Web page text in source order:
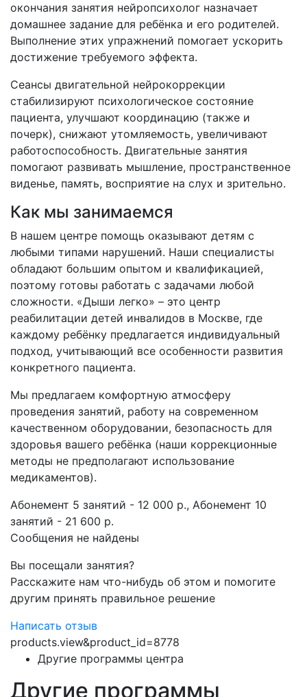
окончания занятия нейропсихолог назначает
домашнее задание для ребёнка и его родителей.
Выполнение этих упражнений помогает ускорить
достижение требуемого эффекта.
Сеансы двигательной нейрокоррекции
стабилизируют психологическое состояние
пациента, улучшают координацию (также и
почерк), снижают утомляемость, увеличивают
работоспособность. Двигательные занятия
помогают развивать мышление, пространственное
виденье, память, восприятие на слух и зрительно.
Как мы занимаемся
В нашем центре помощь оказывают детям с
любыми типами нарушений. Наши специалисты
обладают большим опытом и квалификацией,
поэтому готовы работать с задачами любой
сложности. «Дыши легко» – это центр
реабилитации детей инвалидов в Москве, где
каждому ребёнку предлагается индивидуальный
подход, учитывающий все особенности развития
конкретного пациента.
Мы предлагаем комфортную атмосферу
проведения занятий, работу на современном
качественном оборудовании, безопасность для
здоровья вашего ребёнка (наши коррекционные
методы не предполагают использование
медикаментов).
Абонемент 5 занятий - 12 000 р.,​ Абонемент 10
занятий - 21 600 р.
Сообщения не найдены
Вы посещали занятия?
Расскажите нам что-нибудь об этом и помогите
другим принять правильное решение
Написать отзыв
products.view&product_id=8778
Другие программы центра
Другие программы